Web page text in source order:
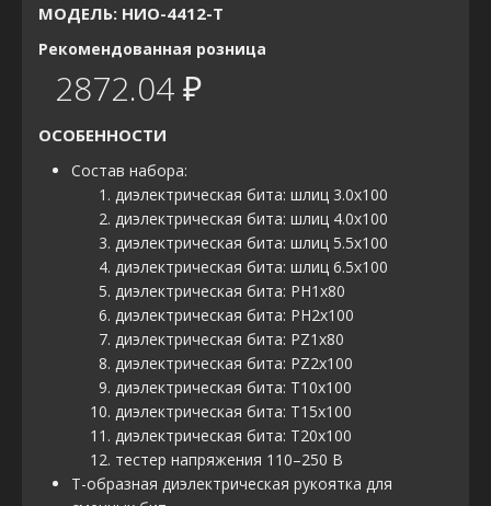
МОДЕЛЬ: НИО-4412-Т
Рекомендованная розница
2872.04 ₽
ОСОБЕННОСТИ
Состав набора:
диэлектрическая бита: шлиц 3.0х100
диэлектрическая бита: шлиц 4.0х100
диэлектрическая бита: шлиц 5.5х100
диэлектрическая бита: шлиц 6.5х100
диэлектрическая бита: PH1х80
диэлектрическая бита: PH2х100
диэлектрическая бита: PZ1х80
диэлектрическая бита: PZ2х100
диэлектрическая бита: Т10х100
диэлектрическая бита: Т15х100
диэлектрическая бита: Т20х100
тестер напряжения 110–250 В
Т-образная диэлектрическая рукоятка для